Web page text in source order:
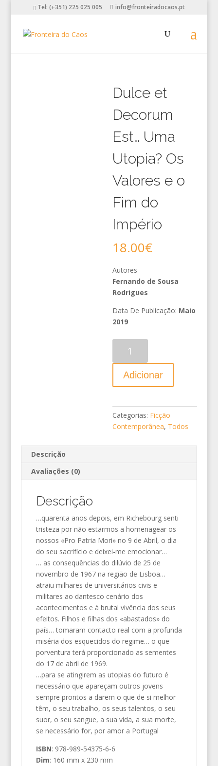
Tel: (+351) 225 025 005 info@fronteiradocaos.pt
Dulce et
Decorum
Est… Uma
Utopia? Os
Valores e o
Fim do
Império
18.00€
Autores
Fernando de Sousa
Rodrigues
Data De Publicação: Maio
2019
Adicionar
Categorias: Ficção
Contemporânea, Todos
Descrição
Avaliações (0)
Descrição
…quarenta anos depois, em Richebourg senti
tristeza por não estarmos a homenagear os
nossos «Pro Patria Mori» no 9 de Abril, o dia
do seu sacrifício e deixei-me emocionar…
… as consequências do dilúvio de 25 de
novembro de 1967 na região de Lisboa…
atraiu milhares de universitários civis e
militares ao dantesco cenário dos
acontecimentos e à brutal vivência dos seus
efeitos. Filhos e filhas dos «abastados» do
país… tomaram contacto real com a profunda
miséria dos esquecidos do regime… o que
porventura terá proporcionado as sementes
do 17 de abril de 1969.
…para se atingirem as utopias do futuro é
necessário que apareçam outros jovens
sempre prontos a darem o que de si melhor
têm, o seu trabalho, os seus talentos, o seu
suor, o seu sangue, a sua vida, a sua morte,
se necessário for, por amor a Portugal
ISBN: 978-989-54375-6-6
Dim: 160 mm x 230 mm